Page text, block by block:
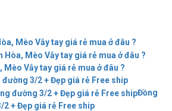
Mèo Vẫy tay giá rẻ mua ở đâu ?
Mèo Vẫy tay giá rẻ mua ở đâu ?
3/2 + Đẹp giá rẻ Free ship
Đồng
+ Đẹp giá rẻ Free ship